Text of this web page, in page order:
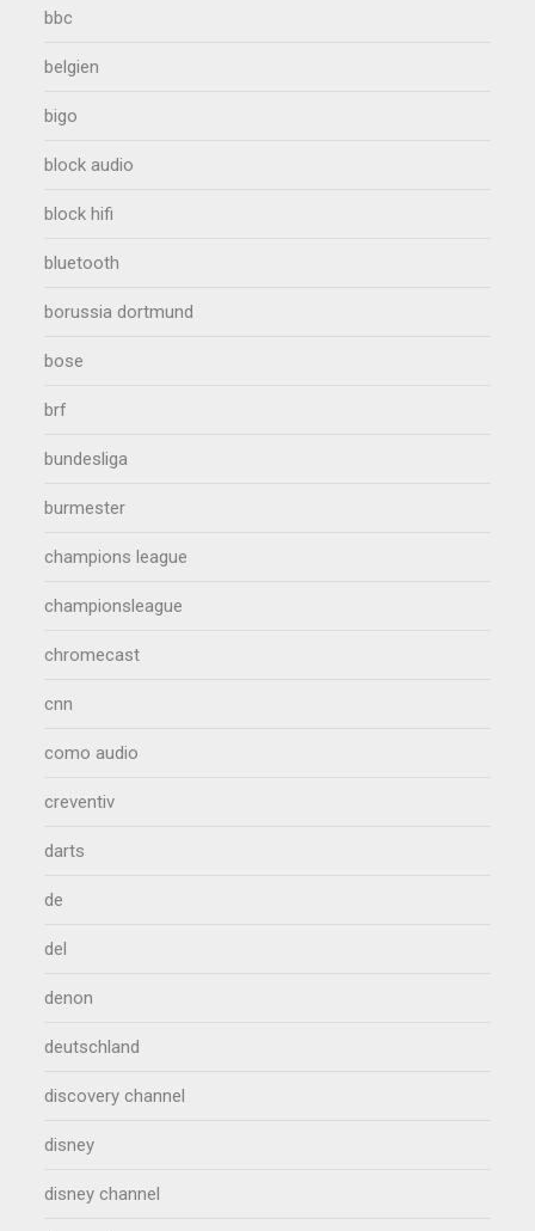
bbc
belgien
bigo
block audio
block hifi
bluetooth
borussia dortmund
bose
brf
bundesliga
burmester
champions league
championsleague
chromecast
cnn
como audio
creventiv
darts
de
del
denon
deutschland
discovery channel
disney
disney channel